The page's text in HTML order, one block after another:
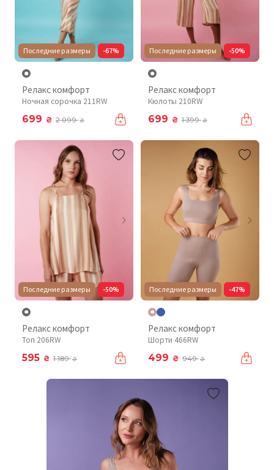
Последние размеры -67%
Релакс комфорт
Ночная сорочка 211RW
699 ₴ 2 099₴
Последние размеры -50%
Релакс комфорт
Кюлоты 210RW
699 ₴ 1 399₴
Последние размеры -50%
Релакс комфорт
Топ 206RW
595 ₴ 1 189₴
Последние размеры -47%
Релакс комфорт
Шорти 466RW
499 ₴ 949₴